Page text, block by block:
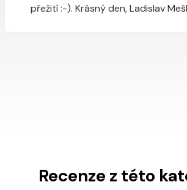
přežití :-). Krásný den, Ladislav
Recenze z této